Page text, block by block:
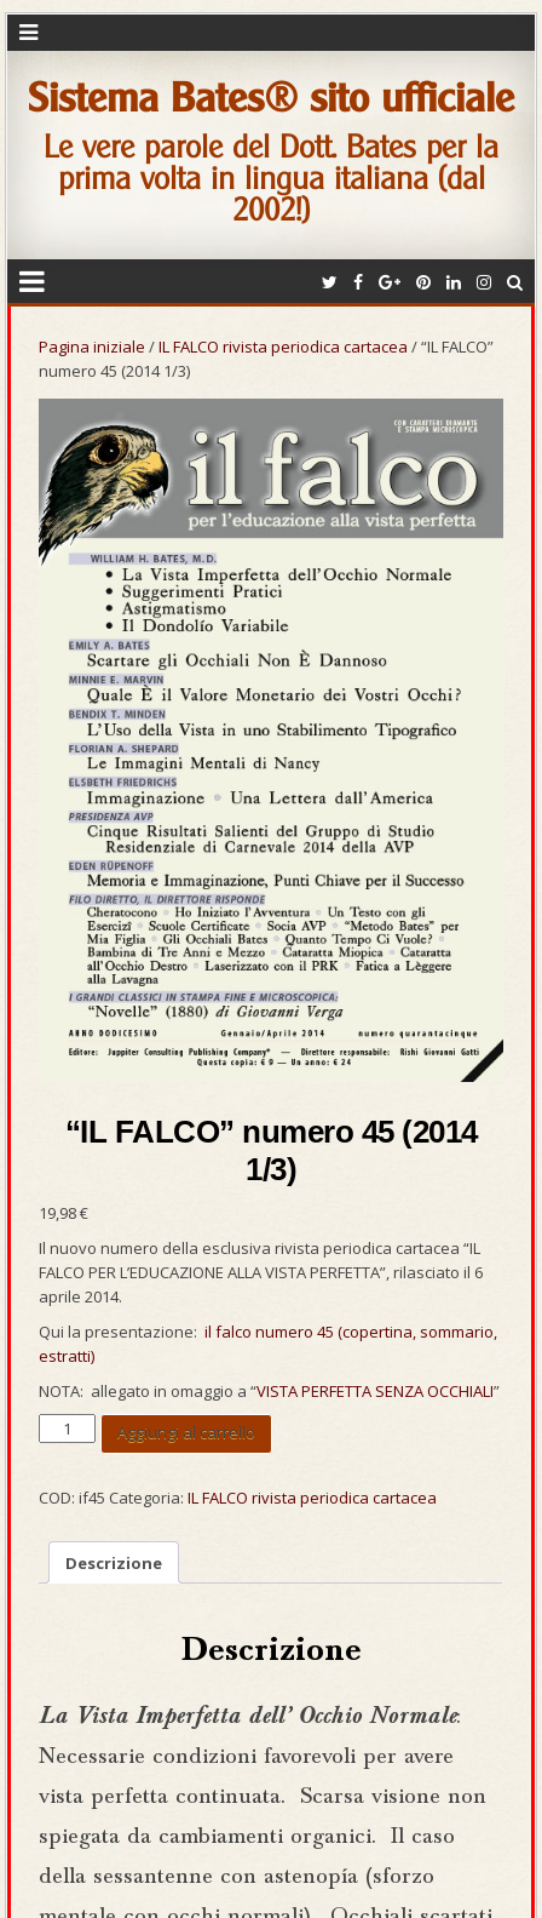
Sistema Bates® sito ufficiale
Le vere parole del Dott. Bates per la
prima volta in lingua italiana (dal
2002!)
Pagina iniziale /IL FALCO rivista periodica cartacea / “IL FALCO”
numero 45 (2014 1/3)
“IL FALCO” numero 45 (2014
1/3)
19,98€
Il nuovo numero della esclusiva rivista periodica cartacea “IL
FALCO PER L’EDUCAZIONE ALLA VISTA PERFETTA”, rilasciato il 6
aprile 2014.
Qui la presentazione:il falco numero 45 (copertina, sommario,
estratti)
NOTA: allegato in omaggio a “VISTA PERFETTA SENZA OCCHIALI”
FALCO”
45
1/3)
quantità
Aggiungi al carrello
COD:if45 Categoria:IL FALCO rivista periodica cartacea
Descrizione
Descrizione
La Vista Imperfetta dell’ Occhio Normale:
Necessarie condizioni favorevoli per avere
vista perfetta continuata. Scarsa visione non
spiegata da cambiamenti organici. Il caso
della sessantenne con astenopía (sforzo